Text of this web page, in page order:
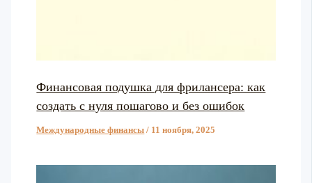
Финансовая подушка для фрилансера: как
создать с нуля пошагово и без ошибок
Международные финансы / 11 ноября, 2025